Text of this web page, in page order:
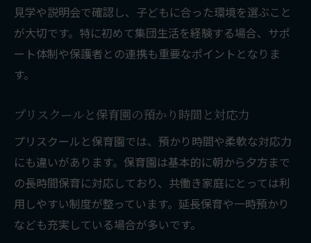
見学や説明会で確認し、子どもに合った環境を選ぶこと
が大切です。特に初めて集団生活を経験する場合、サポ
ート体制や保護者との連携も重要なポイントとなりま
す。
プリスクールと保育園の預かり時間と対応力
プリスクールと保育園では、預かり時間や柔軟な対応力
にも違いがあります。保育園は基本的に朝から夕方まで
の長時間保育に対応しており、共働き家庭にとっては利
用しやすい制度が整っています。延長保育や一時預かり
なども充実している場合が多いです。